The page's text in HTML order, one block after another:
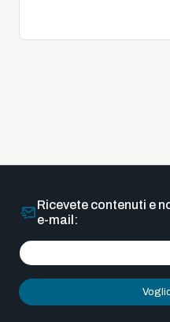
Ricevete contenuti e
e-mail: